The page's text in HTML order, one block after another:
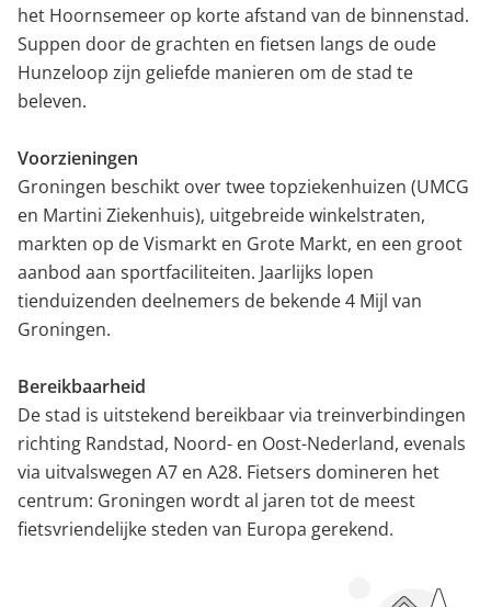
het Hoornsemeer op korte afstand van de binnenstad.
Suppen door de grachten en fietsen langs de oude
Hunzeloop zijn geliefde manieren om de stad te
beleven.
Voorzieningen
Groningen beschikt over twee topziekenhuizen (UMCG
en Martini Ziekenhuis), uitgebreide winkelstraten,
markten op de Vismarkt en Grote Markt, en een groot
aanbod aan sportfaciliteiten. Jaarlijks lopen
tienduizenden deelnemers de bekende 4 Mijl van
Groningen.
Bereikbaarheid
De stad is uitstekend bereikbaar via treinverbindingen
richting Randstad, Noord- en Oost-Nederland, evenals
via uitvalswegen A7 en A28. Fietsers domineren het
centrum: Groningen wordt al jaren tot de meest
fietsvriendelijke steden van Europa gerekend.